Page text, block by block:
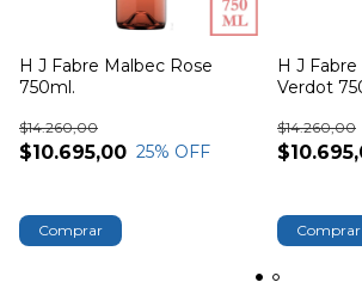
H J Fabre Malbec Rose
750ml.
$10.695,00
$14.260,00
25% OFF
H J
Verdot
$14.260,00